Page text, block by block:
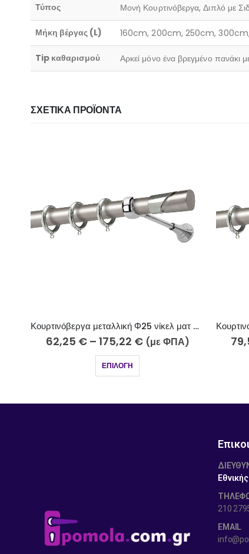
Τύπος Μονή Κουρτινόβεργα, Διπλό με
Μήκη βέργας (L) 160cm, 200cm, 250cm,
Tip καθαρισμού Αρκεί μόνο ένα βρεγμένο πανάκι
ΣΧΕΤΙΚΆ ΠΡΟΪΌΝΤΑ
Κουρτινόβεργα μεταλλική Φ25 νίκελ ματ Κάλυμνος K39-2510-5
79,50 € – 192,45 € (με ΦΠΑ)
ΕΠΙΛΟΓΉ
210
EMAIL